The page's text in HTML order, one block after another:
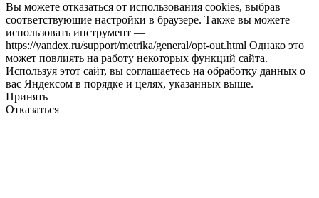
Вы можете отказаться от использования cookies, выбрав
соответствующие настройки в браузере. Также вы можете
использовать инструмент —
https://yandex.ru/support/metrika/general/opt-out.html Однако это
может повлиять на работу некоторых функций сайта.
Используя этот сайт, вы соглашаетесь на обработку данных о
вас Яндексом в порядке и целях, указанных выше.
Принять
Отказаться